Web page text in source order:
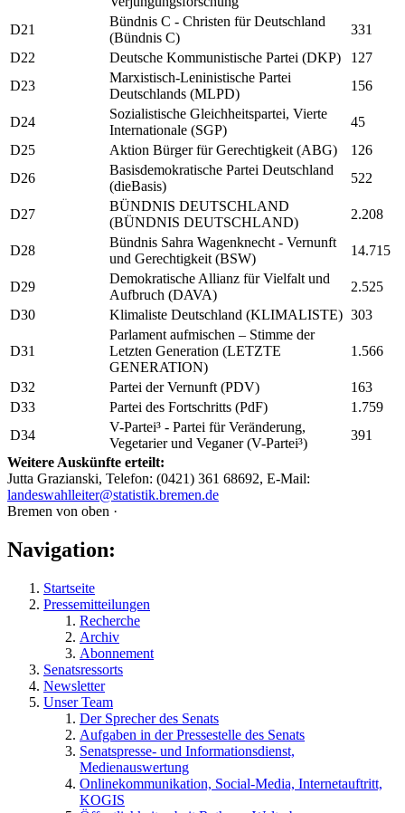
D21
Bündnis C - Christen für Deutschland
(Bündnis C)
331
D22
Deutsche Kommunistische Partei (DKP)
127
D23
Marxistisch-Leninistische Partei
Deutschlands (MLPD)
156
D24
Sozialistische Gleichheitspartei, Vierte
Internationale (SGP)
45
D25
Aktion Bürger für Gerechtigkeit (ABG)
126
D26
Basisdemokratische Partei Deutschland
(dieBasis)
522
D27
BÜNDNIS DEUTSCHLAND
(BÜNDNIS DEUTSCHLAND)
2.208
D28
Bündnis Sahra Wagenknecht - Vernunft
und Gerechtigkeit (BSW)
14.715
D29
Demokratische Allianz für Vielfalt und
Aufbruch (DAVA)
2.525
D30
Klimaliste Deutschland (KLIMALISTE) 303
D31
Parlament aufmischen – Stimme der
Letzten Generation (LETZTE
GENERATION)
1.566
D32 Partei der Vernunft (PDV)
163
D33
Partei des Fortschritts (PdF)
1.759
D34
V-Partei³ - Partei für Veränderung,
Vegetarier und Veganer (V-Partei³)
391
Weitere Auskünfte erteilt:
Jutta Grazianski, Telefon: (0421) 361 68692, E-Mail:
landeswahlleiter@statistik.bremen.de
Bremen von oben ·
Navigation:
Startseite
Pressemitteilungen
Recherche
Archiv
Abonnement
Senatsressorts
Newsletter
Unser Team
Der Sprecher des Senats
Aufgaben in der Pressestelle des Senats
Senatspresse- und Informationsdienst,
Medienauswertung
Onlinekommunikation, Social-Media, Internetauftritt,
KOGIS